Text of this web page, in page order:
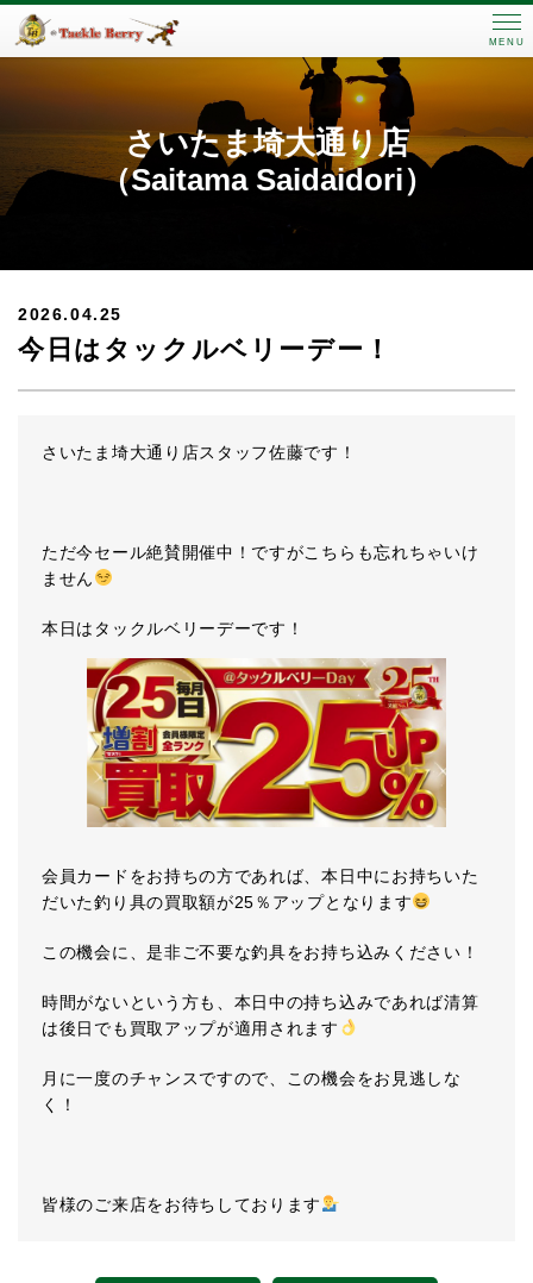
MENU
さいたま埼大通り店
（Saitama Saidaidori）
2026.04.25
今日はタックルベリーデー！
さいたま埼大通り店スタッフ佐藤です！
ただ今セール絶賛開催中！ですがこちらも忘れちゃいけ
ません
本日はタックルベリーデーです！
会員カードをお持ちの方であれば、本日中にお持ちいた
だいた釣り具の買取額が25％アップとなります
この機会に、是非ご不要な釣具をお持ち込みください！
時間がないという方も、本日中の持ち込みであれば清算
は後日でも買取アップが適用されます
月に一度のチャンスですので、この機会をお見逃しな
く！
皆様のご来店をお待ちしております